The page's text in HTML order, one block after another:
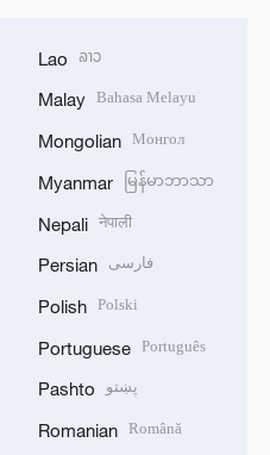
Lao ລາວ
Malay Bahasa Melayu
Mongolian Монгол
Myanmar မြန်မာဘာသာ
Nepali नेपाली
Persian فارسی
Polish Polski
Portuguese Português
Pashto پښتو
Romanian Română